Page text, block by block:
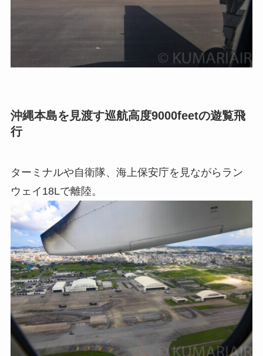
沖縄本島を見渡す巡航高度9000feetの遊覧飛
行
ターミナルや自衛隊、海上保安庁を見ながらラン
ウェイ18Lで離陸。